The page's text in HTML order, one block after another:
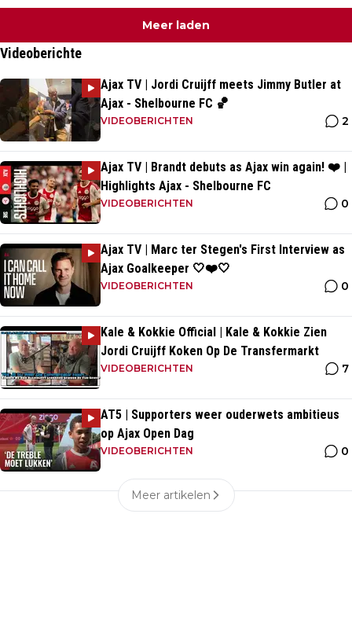
Meer laden
Videoberichte
Ajax TV | Jordi Cruijff meets Jimmy Butler at
Ajax - Shelbourne FC 🏀
VIDEOBERICHTEN 2
Ajax TV | Brandt debuts as Ajax win again! ❤️ |
Highlights Ajax - Shelbourne FC
VIDEOBERICHTEN 0
Ajax TV | Marc ter Stegen's First Interview as
Ajax Goalkeeper 🤍❤️🤍
VIDEOBERICHTEN 0
Kale & Kokkie Official | Kale & Kokkie Zien
Jordi Cruijff Koken Op De Transfermarkt
VIDEOBERICHTEN 7
AT5 | Supporters weer ouderwets ambitieus
op Ajax Open Dag
VIDEOBERICHTEN 0
Meer artikelen